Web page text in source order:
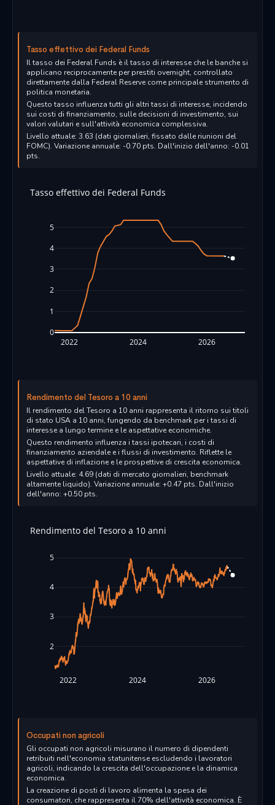
Tasso effettivo dei Federal Funds
Il tasso dei Federal Funds è il tasso di interesse che le banche si
applicano reciprocamente per prestiti overnight, controllato
direttamente dalla Federal Reserve come principale strumento di
politica monetaria.
Questo tasso influenza tutti gli altri tassi di interesse, incidendo
sui costi di finanziamento, sulle decisioni di investimento, sui
valori valutari e sull'attività economica complessiva.
Livello attuale: 3.63 (dati giornalieri, fissato dalle riunioni del
FOMC). Variazione annuale: -0.70 pts. Dall'inizio dell'anno: -0.01
pts.
2022 2024 2026
0
1
2
3
4
5
Tasso effettivo dei Federal Funds
Rendimento del Tesoro a 10 anni
Il rendimento del Tesoro a 10 anni rappresenta il ritorno sui titoli
di stato USA a 10 anni, fungendo da benchmark per i tassi di
interesse a lungo termine e le aspettative economiche.
Questo rendimento influenza i tassi ipotecari, i costi di
finanziamento aziendale e i flussi di investimento. Riflette le
aspettative di inflazione e le prospettive di crescita economica.
Livello attuale: 4.69 (dati di mercato giornalieri, benchmark
altamente liquido). Variazione annuale: +0.47 pts. Dall'inizio
dell'anno: +0.50 pts.
2022 2024 2026
2
3
4
5
Rendimento del Tesoro a 10 anni
Occupati non agricoli
Gli occupati non agricoli misurano il numero di dipendenti
retribuiti nell'economia statunitense escludendo i lavoratori
agricoli, indicando la crescita dell'occupazione e la dinamica
economica.
La creazione di posti di lavoro alimenta la spesa dei
consumatori, che rappresenta il 70% dell'attività economica. È